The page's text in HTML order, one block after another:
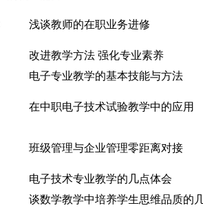
浅谈教师的在职业务进修
改进教学方法 强化专业素养
电子专业教学的基本技能与方法
在中职电子技术试验教学中的应用
班级管理与企业管理零距离对接
电子技术专业教学的几点体会
谈数学教学中培养学生思维品质的